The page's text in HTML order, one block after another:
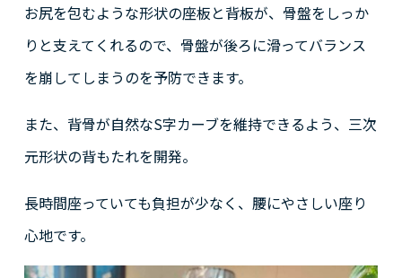
お尻を包むような形状の座板と背板が、骨盤をしっか
りと支えてくれるので、骨盤が後ろに滑ってバランス
を崩してしまうのを予防できます。
また、背骨が自然なS字カーブを維持できるよう、三次
元形状の背もたれを開発。
長時間座っていても負担が少なく、腰にやさしい座り
心地です。